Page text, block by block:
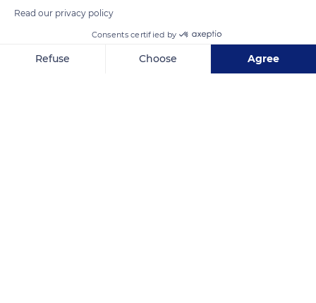
Read our privacy policy
Consents certified by
Refuse Choose Agree